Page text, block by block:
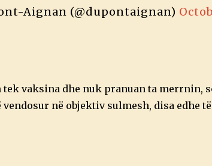
Aignan (@dupontaignan)
vaksina dhe nuk pranuan ta merrnin,
në objektiv sulmesh, disa edhe